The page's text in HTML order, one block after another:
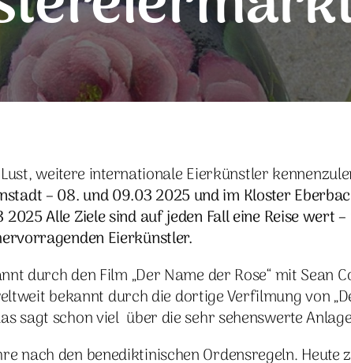
weitere internationale Eierkünstler
– 08. und 09.03 2025 und im Kloster
Alle Ziele sind auf jeden Fall eine Reise wert
Eierkünstler.
durch den Film „Der Name der Rose“ mit Sean
bekannt durch die dortige Verfilmung von
sagt schon viel über die sehr sehenswerte
nach den benediktinischen Ordensregeln. Heute